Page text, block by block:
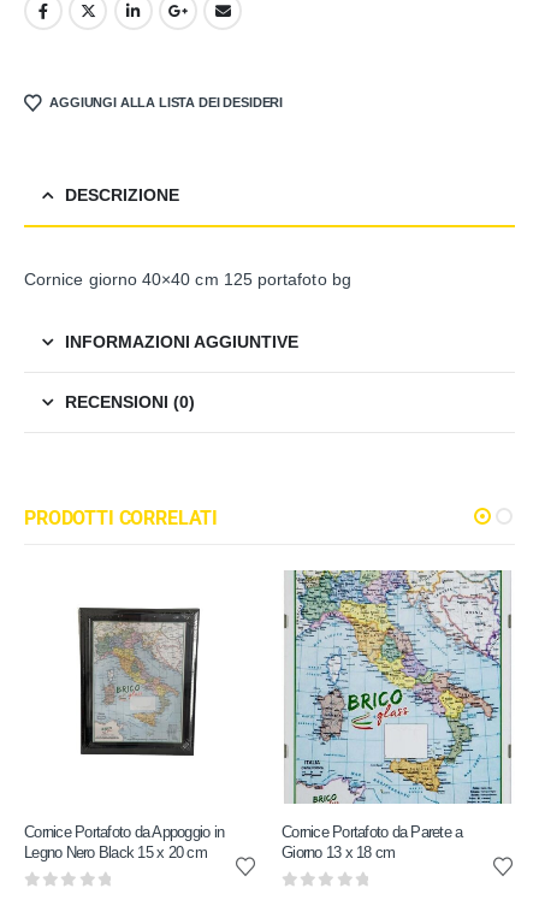
AGGIUNGI ALLA LISTA DEI DESIDERI
DESCRIZIONE
Cornice giorno 40×40 cm 125 portafoto bg
INFORMAZIONI AGGIUNTIVE
RECENSIONI (0)
PRODOTTI CORRELATI
Cornice Portafoto da Appoggio in
Legno Nero Black 15 x 20 cm
Cornice Portafoto da Parete a
Giorno 13 x 18 cm